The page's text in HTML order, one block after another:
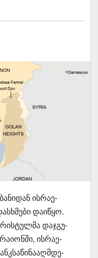
ის­რა­ე­
და­ი­წყო.
დაჯ­გუ­
რა­ი­ონ­ში, ის­რა­ე­